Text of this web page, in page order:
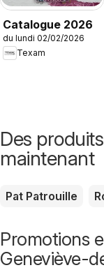
Catalogue 2026
du lundi 02/02/2026
Texam
Des
maintenant
Pat Patrouille
Promotions
Geneviève-